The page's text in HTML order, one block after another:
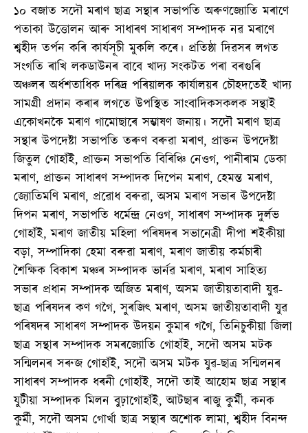
১০ বজাত সদৌ মৰাণ ছাত্ৰ সন্থাৰ সভাপতি অৰুণজ্যোতি মৰাণে
পতাকা উত্তোলন আৰু সাধাৰণ সাধাৰণ সম্পাদক নৱ মৰাণে
শ্বহীদ তৰ্পন কৰি কাৰ্যসূচী মুকলি কৰে। প্ৰতিষ্ঠা দিৱসৰ লগত
সংগতি ৰাখি লকডাউনৰ বাবে খাদ্য সংকটত পৰা বৰগুৰি
অঞ্চলৰ অৰ্ধশতাধিক দৰিদ্ৰ পৰিয়ালক কাৰ্যালয়ৰ চৌহদতেই খাদ্য
সামগ্ৰী প্ৰদান কৰাৰ লগতে উপস্থিত সাংবাদিকসকলক সন্থাই
একোখনকৈ মৰাণ গামোছাৰে সম্ভাষণ জনায়। সদৌ মৰাণ ছাত্ৰ
সন্থাৰ উপদেষ্টা সভাপতি তৰুণ বৰুৱা মৰাণ, প্ৰাক্তন উপদেষ্টা
জিতুল গোহাঁই, প্ৰাক্তন সভাপতি বিৰিঞ্চি নেওগ, পানীৰাম ডেকা
মৰাণ, প্ৰাক্তন সাধাৰণ সম্পাদক দিপেন মৰাণ, হেমন্ত মৰাণ,
জ্যোতিমণি মৰাণ, প্ৰৱোধ বৰুৱা, অসম মৰাণ সভাৰ উপদেষ্টা
দিপন মৰাণ, সভাপতি ধৰ্মেন্দ্ৰ নেওগ, সাধাৰণ সম্পাদক দুৰ্লভ
গোহাঁই, মৰাণ জাতীয় মহিলা পৰিষদৰ সভানেত্ৰী দীপা শইকীয়া
বড়া, সম্পাদিকা হেমা বৰুৱা মৰাণ, মৰাণ জাতীয় কৰ্মচাৰী
শৈক্ষিক বিকাশ মঞ্চৰ সম্পাদক ভাৰ্নৱ মৰাণ, মৰাণ সাহিত্য
সভাৰ প্ৰধান সম্পাদক অজিত মৰাণ, অসম জাতীয়তাবাদী যুৱ-
ছাত্ৰ পৰিষদৰ কণ গগৈ, সুৰজিৎ মৰাণ, অসম জাতীয়তাবাদী যুৱ
পৰিষদৰ সাধাৰণ সম্পাদক উদয়ন কুমাৰ গগৈ, তিনিচুকীয়া জিলা
ছাত্ৰ সন্থাৰ সম্পাদক সমৰজ্যোতি গোহাঁই, সদৌ অসম মটক
সন্মিলনৰ সৰুজ গোহাঁই, সদৌ অসম মটক যুৱ-ছাত্ৰ সন্মিলনৰ
সাধাৰণ সম্পাদক ধৰনী গোহাঁই, সদৌ তাই আহোম ছাত্ৰ সন্থাৰ
যুটীয়া সম্পাদক মিলন বুঢ়াগোহাঁই, আটছাৰ ৰাজু কুৰ্মী, কনক
কুৰ্মী, সদৌ অসম গোৰ্খা ছাত্ৰ সন্থাৰ অশোক লামা, শ্বহীদ বিনন্দ